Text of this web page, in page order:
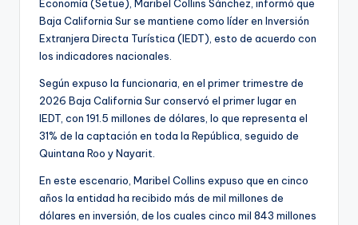
Economía (Setue), Maribel Collins Sánchez, informó que
Baja California Sur se mantiene como líder en Inversión
Extranjera Directa Turística (IEDT), esto de acuerdo con
los indicadores nacionales.
Según expuso la funcionaria, en el primer trimestre de
2026 Baja California Sur conservó el primer lugar en
IEDT, con 191.5 millones de dólares, lo que representa el
31% de la captación en toda la República, seguido de
Quintana Roo y Nayarit.
En este escenario, Maribel Collins expuso que en cinco
años la entidad ha recibido más de mil millones de
dólares en inversión, de los cuales cinco mil 843 millones